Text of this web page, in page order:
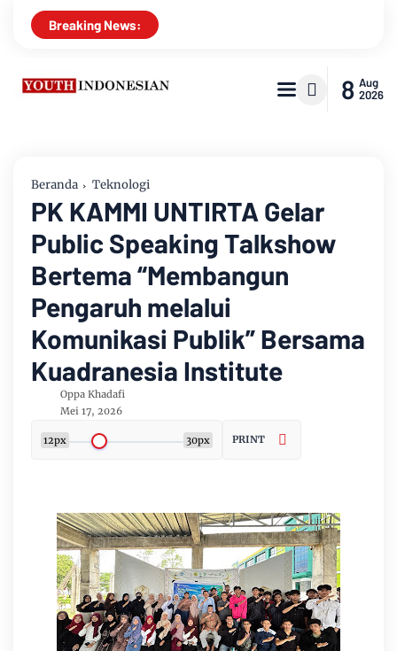
Breaking News:
8 Aug
2026
Beranda Teknologi
PK KAMMI UNTIRTA Gelar
Public Speaking Talkshow
Bertema “Membangun
Pengaruh melalui
Komunikasi Publik” Bersama
Kuadranesia Institute
Oppa Khadafi
Mei 17, 2026
12px 30px PRINT